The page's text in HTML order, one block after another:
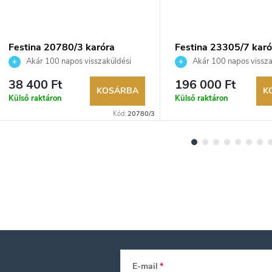
Festina 20780/3 karóra
Akár 100 napos visszaküldési
lehetőség. Hivatalos márkakereskedő.
38 400 Ft
Külső raktáron
KOSÁRBA
Kód: 20780/3
Festina 23305/7
Akár 100 napos
lehetőség. Hivatalos
196 000 Ft
Külső raktáron
E-mail